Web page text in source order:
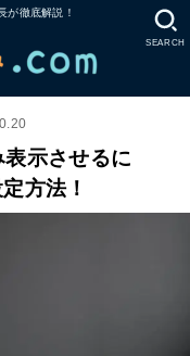
が徹底解説！
SEARCH
示させるに
方法！